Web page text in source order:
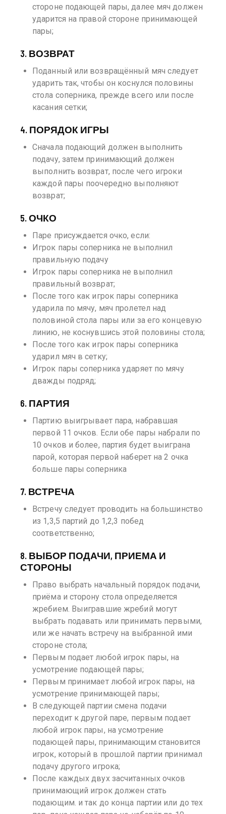
стороне подающей пары, далее мяч должен
ударится на правой стороне принимающей
пары;
3. ВОЗВРАТ
Поданный или возвращённый мяч следует
ударить так, чтобы он коснулся половины
стола соперника, прежде всего или после
касания сетки;
4. ПОРЯДОК ИГРЫ
Сначала подающий должен выполнить
подачу, затем принимающий должен
выполнить возврат, после чего игроки
каждой пары поочередно выполняют
возврат;
5. ОЧКО
Паре присуждается очко, если:
Игрок пары соперника не выполнил
правильную подачу
Игрок пары соперника не выполнил
правильный возврат;
После того как игрок пары соперника
ударила по мячу, мяч пролетел над
половиной стола пары или за его концевую
линию, не коснувшись этой половины стола;
После того как игрок пары соперника
ударил мяч в сетку;
Игрок пары соперника ударяет по мячу
дважды подряд;
6. ПАРТИЯ
Партию выигрывает пара, набравшая
первой 11 очков. Если обе пары набрали по
10 очков и более, партия будет выиграна
парой, которая первой наберет на 2 очка
больше пары соперника
7. ВСТРЕЧА
Встречу следует проводить на большинство
из 1,3,5 партий до 1,2,3 побед
соответственно;
8. ВЫБОР ПОДАЧИ, ПРИЕМА И
СТОРОНЫ
Право выбрать начальный порядок подачи,
приёма и сторону стола определяется
жребием. Выигравшие жребий могут
выбрать подавать или принимать первыми,
или же начать встречу на выбранной ими
стороне стола;
Первым подает любой игрок пары, на
усмотрение подающей пары;
Первым принимает любой игрок пары, на
усмотрение принимающей пары;
В следующей партии смена подачи
переходит к другой паре, первым подает
любой игрок пары, на усмотрение
подающей пары, принимающим становится
игрок, который в прошлой партии принимал
подачу другого игрока;
После каждых двух засчитанных очков
принимающий игрок должен стать
подающим. и так до конца партии или до тех